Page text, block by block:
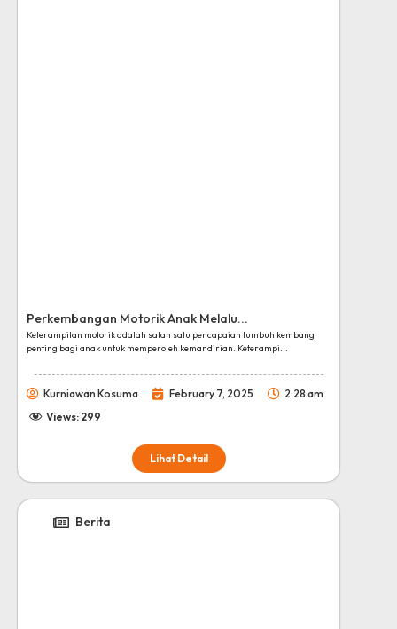
Perkembangan Motorik Anak Melalu...
Keterampilan motorik adalah salah satu pencapaian tumbuh kembang
penting bagi anak untuk memperoleh kemandirian. Keterampi...
Kurniawan Kosuma February 7, 2025
2:28 am
Views: 299
Lihat Detail
Berita